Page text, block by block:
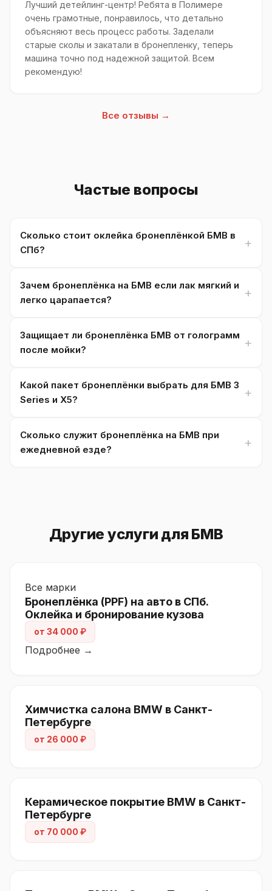
Лучший детейлинг-центр! Ребята в Полимере
очень грамотные, понравилось, что детально
объясняют весь процесс работы. Заделали
старые сколы и закатали в бронепленку, теперь
машина точно под надежной защитой. Всем
рекомендую!
Все отзывы →
Частые вопросы
Сколько стоит оклейка бронеплёнкой БМВ в
СПб?
Зачем бронеплёнка на БМВ если лак мягкий и
легко царапается?
Защищает ли бронеплёнка БМВ от голограмм
после мойки?
Какой пакет бронеплёнки выбрать для БМВ 3
Series и X5?
Сколько служит бронеплёнка на БМВ при
ежедневной езде?
Другие услуги для БМВ
Все марки
Бронеплёнка (PPF) на авто в СПб.
Оклейка и бронирование кузова
от 34 000 ₽
Подробнее →
Химчистка салона BMW в Санкт-
Петербурге
от 26 000 ₽
Керамическое покрытие BMW в Санкт-
Петербурге
от 70 000 ₽